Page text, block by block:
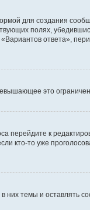
для создания
полях,
ответа»,
это
перейдите к
кто-то уже
темы и оставлять